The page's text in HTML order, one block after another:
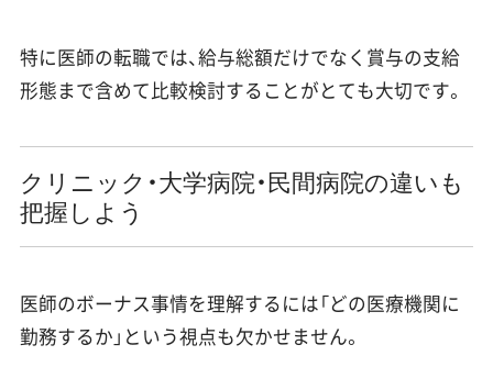
特に医師の転職では、給与総額だけでなく賞与の支給
形態まで含めて比較検討することがとても大切です。
クリニック・大学病院・民間病院の違いも
把握しよう
医師のボーナス事情を理解するには「どの医療機関に
勤務するか」という視点も欠かせません。